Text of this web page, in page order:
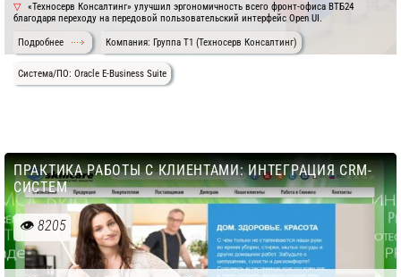
«Техносерв Консалтинг» улучшил эргономичность всего фронт-офиса ВТБ24
благодаря переходу на передовой пользовательский интерфейс Open UI.
Подробнее Компания: Группа Т1 (Техносерв Консалтинг)
Система/ПО: Oracle E-Business Suite
ПРАКТИКА РАБОТЫ С КЛИЕНТАМИ: ИНТЕГРАЦИЯ CRM-
СИСТЕМ
8205